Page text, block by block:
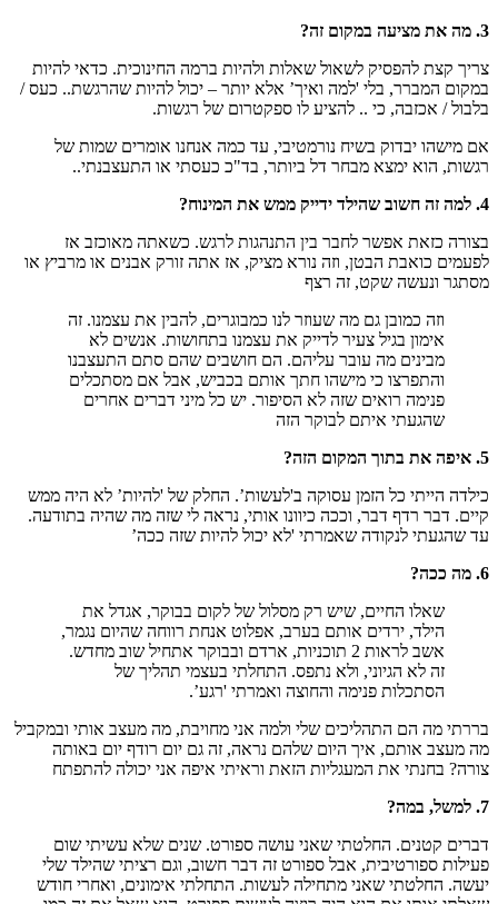
3. מה את מציעה במקום זה?
צריך קצת להפסיק לשאול שאלות ולהיות ברמה החינוכית. כדאי להיות
במקום המברר, בלי 'למה ואיך’ אלא יותר – יכול להיות שהרגשת.. כעס /
בלבול / אכזבה, כי .. להציע לו ספקטרום של רגשות.
אם מישהו יבדוק בשיח נורמטיבי, עד כמה אנחנו אומרים שמות של
רגשות, הוא ימצא מבחר דל ביותר, בד"כ כעסתי או התעצבנתי..
4. למה זה חשוב שהילד ידייק ממש את המינוח?
בצורה כזאת אפשר לחבר בין התנהגות לרגש. כשאתה מאוכזב אז
לפעמים כואבת הבטן, וזה נורא מציק, אז אתה זורק אבנים או מרביץ או
מסתגר ונעשה שקט, זה רצף
וזה כמובן גם מה שעוזר לנו כמבוגרים, להבין את עצמנו. זה
אימון בגיל צעיר לדייק את עצמנו בתחושות. אנשים לא
מבינים מה עובר עליהם. הם חושבים שהם סתם התעצבנו
והתפרצו כי מישהו חתך אותם בכביש, אבל אם מסתכלים
פנימה רואים שזה לא הסיפור. יש כל מיני דברים אחרים
שהגעתי איתם לבוקר הזה
5. איפה את בתוך המקום הזה?
כילדה הייתי כל הזמן עסוקה ב'לעשות’. החלק של 'להיות’ לא היה ממש
קיים. דבר רדף דבר, וככה כיוונו אותי, נראה לי שזה מה שהיה בתודעה.
עד שהגעתי לנקודה שאמרתי 'לא יכול להיות שזה ככה’
6. מה ככה?
שאלו החיים, שיש רק מסלול של לקום בבוקר, אגדל את
הילד, ירדים אותם בערב, אפלוט אנחת רווחה שהיום נגמר,
אשב לראות 2 תוכניות, ארדם ובבוקר אתחיל שוב מחדש.
זה לא הגיוני, ולא נתפס. התחלתי בעצמי תהליך של
הסתכלות פנימה והחוצה ואמרתי 'רגע’.
בררתי מה הם התהליכים שלי ולמה אני מחויבת, מה מעצב אותי ובמקביל
מה מעצב אותם, איך היום שלהם נראה, זה גם יום רודף יום באותה
צורה? בחנתי את המעגליות הזאת וראיתי איפה אני יכולה להתפתח
7. למשל, במה?
דברים קטנים. החלטתי שאני עושה ספורט. שנים שלא עשיתי שום
פעילות ספורטיבית, אבל ספורט זה דבר חשוב, וגם רציתי שהילד שלי
יעשה. החלטתי שאני מתחילה לעשות. התחלתי אימונים, ואחרי חודש